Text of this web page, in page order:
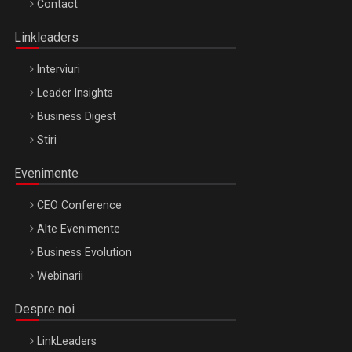
Contact
Linkleaders
Interviuri
Leader Insights
Business Digest
Stiri
Evenimente
CEO Conference
Alte Evenimente
Business Evolution
Webinarii
Despre noi
LinkLeaders